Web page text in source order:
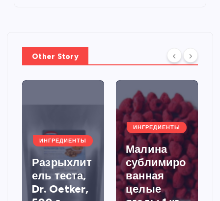
Other Story
ИНГРЕДИЕНТЫ
Разрыхлит
ель теста,
Dr. Oetker,
ИНГРЕДИЕНТЫ
Малина
сублимиро
ванная
целые